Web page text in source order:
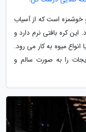
خوشمزه است که از آسیاب
این کره بافتی نرم دارد و
انواع میوه به کار می رود.
را به صورت سالم و